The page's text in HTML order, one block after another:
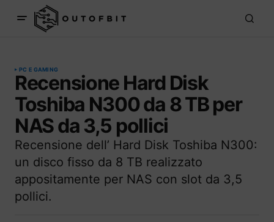
PC E GAMING
Recensione Hard Disk
Toshiba N300 da 8 TB per
NAS da 3,5 pollici
Recensione dell’ Hard Disk Toshiba N300:
un disco fisso da 8 TB realizzato
appositamente per NAS con slot da 3,5
pollici.